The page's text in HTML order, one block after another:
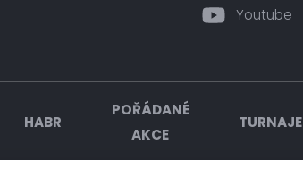
Youtube
HABR
POŘÁDANÉ
AKCE
TURNAJE